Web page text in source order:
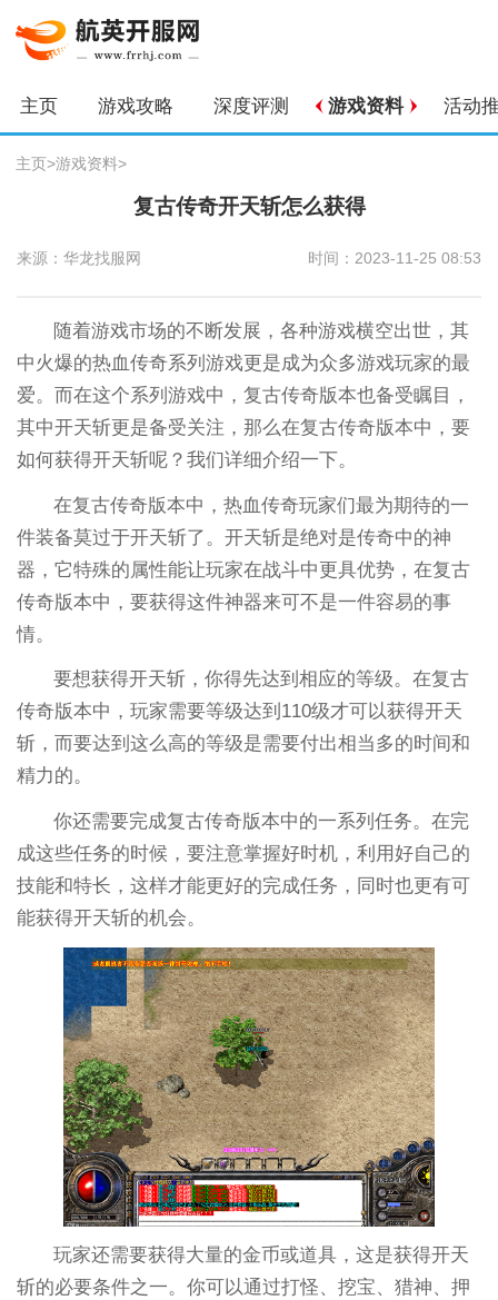
主页 游戏攻略 深度评测 游戏资料 活动
主页>游戏资料>
复古传奇开天斩怎么获得
来源：华龙找服网 时间：2023-11-25 08:53
随着游戏市场的不断发展，各种游戏横空出世，其
中火爆的热血传奇系列游戏更是成为众多游戏玩家的最
爱。而在这个系列游戏中，复古传奇版本也备受瞩目，
其中开天斩更是备受关注，那么在复古传奇版本中，要
如何获得开天斩呢？我们详细介绍一下。
在复古传奇版本中，热血传奇玩家们最为期待的一
件装备莫过于开天斩了。开天斩是绝对是传奇中的神
器，它特殊的属性能让玩家在战斗中更具优势，在复古
传奇版本中，要获得这件神器来可不是一件容易的事
情。
要想获得开天斩，你得先达到相应的等级。在复古
传奇版本中，玩家需要等级达到110级才可以获得开天
斩，而要达到这么高的等级是需要付出相当多的时间和
精力的。
你还需要完成复古传奇版本中的一系列任务。在完
成这些任务的时候，要注意掌握好时机，利用好自己的
技能和特长，这样才能更好的完成任务，同时也更有可
能获得开天斩的机会。
玩家还需要获得大量的金币或道具，这是获得开天
斩的必要条件之一。你可以通过打怪、挖宝、猎神、押